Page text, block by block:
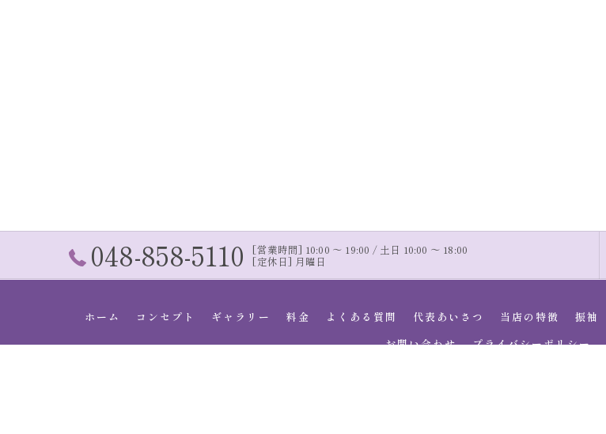
048-858-5110 [営業時間] 10:00 〜 19:00 / 土日 10:00 〜 18:00
[定休日] 月曜日
ホーム コンセプト ギャラリー 料金 よくある質問 代表あいさつ 当店の特徴 振袖
お問い合わせ
プライバシーポリシー